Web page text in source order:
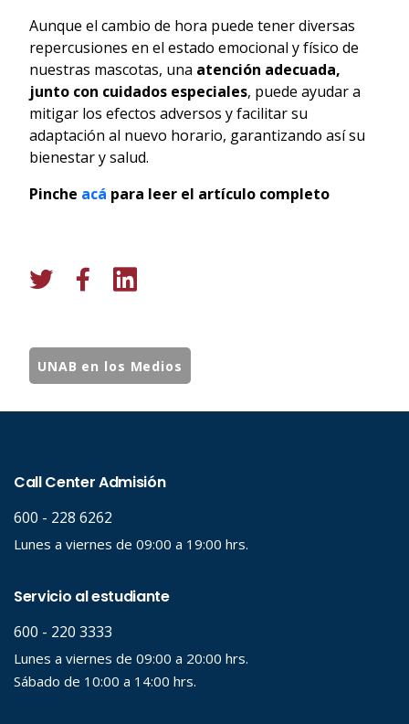
Aunque el cambio de hora puede tener diversas
repercusiones en el estado emocional y físico de
nuestras mascotas, una atención adecuada,
junto con cuidados especiales, puede ayudar a
mitigar los efectos adversos y facilitar su
adaptación al nuevo horario, garantizando así su
bienestar y salud.
Pinche acá para leer el artículo completo
UNAB en los Medios